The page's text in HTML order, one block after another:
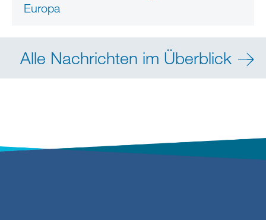
Europa
Alle Nachrichten im Überblick